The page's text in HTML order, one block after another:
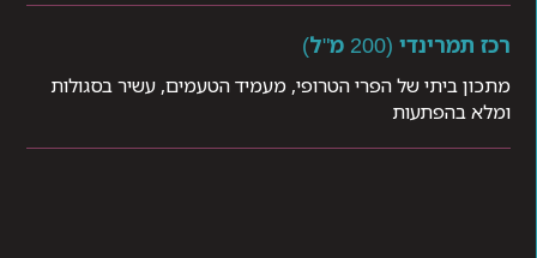
רכז תמרינדי (200 מ"ל)
מתכון ביתי של הפרי הטרופי, מעמיד הטעמים, עשיר בסגולות
ומלא בהפתעות